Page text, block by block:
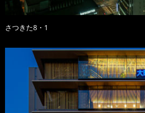
さつきた8・1